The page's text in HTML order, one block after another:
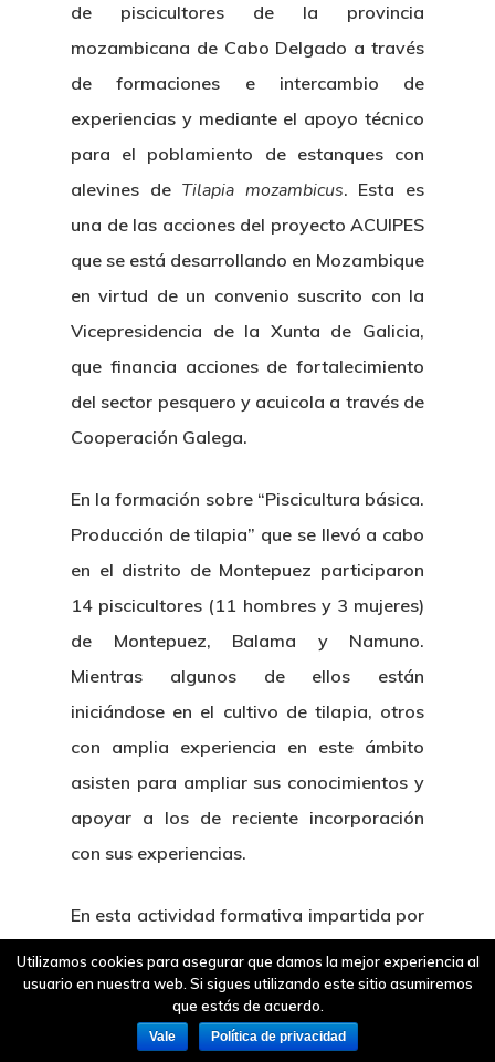
de piscicultores de la provincia
mozambicana de Cabo Delgado a través
de formaciones e intercambio de
experiencias y mediante el apoyo técnico
para el poblamiento de estanques con
alevines de Tilapia mozambicus. Esta es
una de las acciones del proyecto ACUIPES
que se está desarrollando en Mozambique
en virtud de un convenio suscrito con la
Vicepresidencia de la Xunta de Galicia,
que financia acciones de fortalecimiento
del sector pesquero y acuicola a través de
Cooperación Galega.
En la formación sobre “Piscicultura básica.
Producción de tilapia” que se llevó a cabo
en el distrito de Montepuez participaron
14 piscicultores (11 hombres y 3 mujeres)
de Montepuez, Balama y Namuno.
Mientras algunos de ellos están
iniciándose en el cultivo de tilapia, otros
con amplia experiencia en este ámbito
asisten para ampliar sus conocimientos y
apoyar a los de reciente incorporación
con sus experiencias.
En esta actividad formativa impartida por
CETMAR también participaron técnicos de
la Dirección Provincial del Ministerio do
Mar, Aguas Interiores e Pescas (DPMAIP)
(3 hombres y 2 mujeres) y 5 técnicos del
Utilizamos cookies para asegurar que damos la mejor experiencia al
usuario en nuestra web. Si sigues utilizando este sitio asumiremos
que estás de acuerdo.
Vale Política de privacidad